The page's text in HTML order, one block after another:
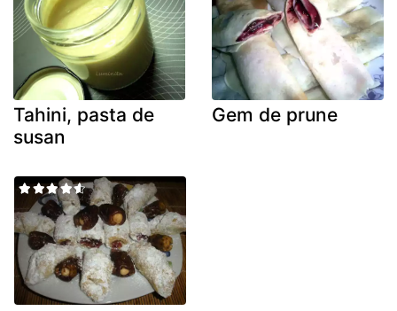
Tahini, pasta de
susan
Gem de prune